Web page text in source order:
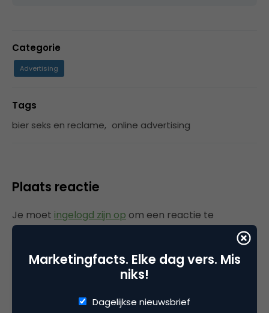
Categorie
Advertising
Tags
bier seks en reclame, online advertising
Plaats reactie
Je moet ingelogd zijn op om een reactie te
plaatsen.
Gerelateerde artikelen
Marketingfacts. Elke dag vers. Mis
niks!
Dagelijkse nieuwsbrief